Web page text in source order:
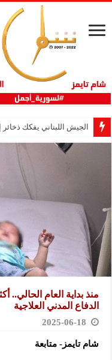
الجيش اللبناني يفكك
الدفاع المدني العلاجية
2025-06-18
شام تايمز- متابعة